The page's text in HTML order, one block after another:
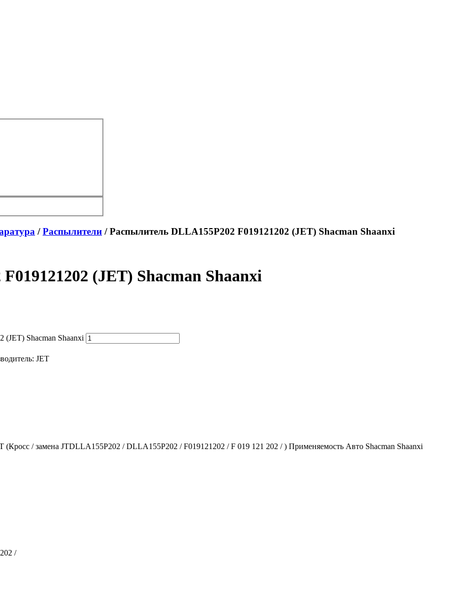
/Распылители / Распылитель DLLA155P202 F019121202 (JET) Shacman Shaanxi
(JET) Shacman Shaanxi
(JET) Shacman Shaanxi
JET
/ замена JTDLLA155P202 / DLLA155P202 / F019121202 / F 019 121 202 / ) Применяемость Авто Shacman Shaanxi
/